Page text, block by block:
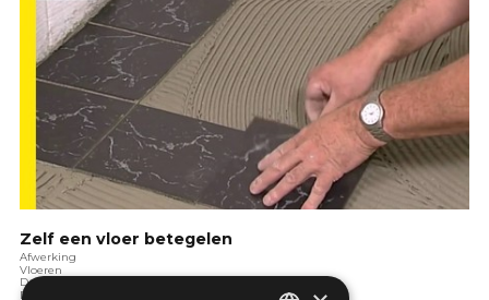
Zelf een vloer betegelen
Afwerking
Vloeren
De badkamer
De slaapkamer